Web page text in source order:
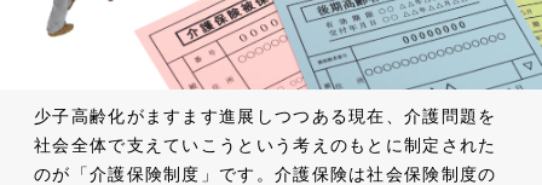
少子高齢化がますます進展しつつある現在、介護問題を
社会全体で支えていこうという考えのもとに制定された
のが「介護保険制度」です。介護保険は社会保険制度の